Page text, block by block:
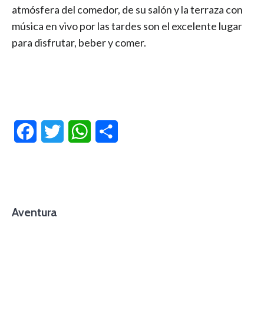
atmósfera del comedor, de su salón y la terraza con
música en vivo por las tardes son el excelente lugar
para disfrutar, beber y comer.
FacebookTwitter WhatsApp
Aventura